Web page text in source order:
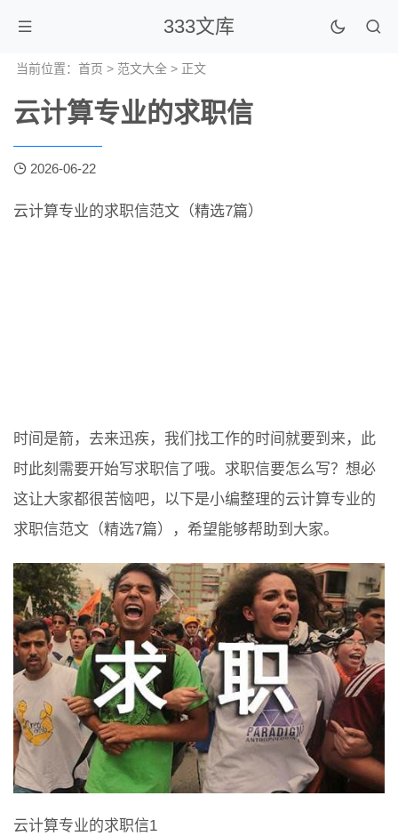
333文库
当前位置： 首页 > 范文大全 > 正文
云计算专业的求职信
2026-06-22
云计算专业的求职信范文（精选7篇）
时间是箭，去来迅疾，我们找工作的时间就要到来，此
时此刻需要开始写求职信了哦。求职信要怎么写？想必
这让大家都很苦恼吧，以下是小编整理的云计算专业的
求职信范文（精选7篇），希望能够帮助到大家。
云计算专业的求职信1